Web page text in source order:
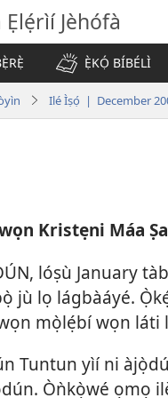
Ẹlẹ́rìí Jèhófà
Ẹ̀KỌ́ BÍBÉLÌ
Ilé Ìṣọ́ | December
Kristẹni Máa
lóṣù January
jù lọ lágbàáyé.
mọ̀lẹ́bí wọn láti
Tuntun yìí ni
Òǹkọ̀wé ọmọ